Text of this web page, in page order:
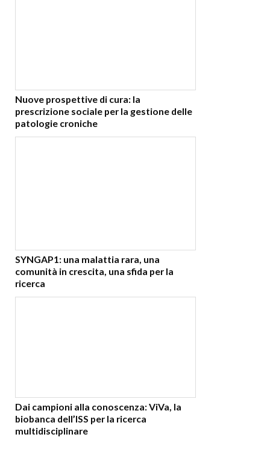
Nuove prospettive di cura: la
prescrizione sociale per la gestione delle
patologie croniche
SYNGAP1: una malattia rara, una
comunità in crescita, una sfida per la
ricerca
Dai campioni alla conoscenza: ViVa, la
biobanca dell’ISS per la ricerca
multidisciplinare